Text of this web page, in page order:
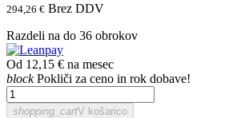
294,26 € Brez DDV
Razdeli na do 36 obrokov
Od 12,15 € na mesec
blockPokliči za ceno in rok dobave!
shopping_cartV košarico